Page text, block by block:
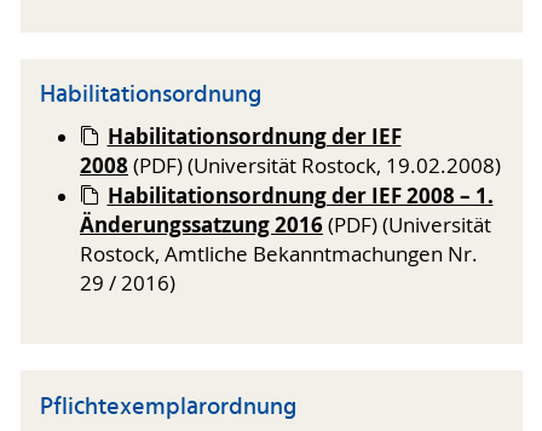
Habilitationsordnung
Habilitationsordnung der IEF
2008 (PDF) (Universität Rostock, 19.02.2008)
Habilitationsordnung der IEF 2008 – 1.
Änderungssatzung 2016(PDF) (Universität
Rostock, Amtliche Bekanntmachungen Nr.
29 / 2016)
Pflichtexemplarordnung